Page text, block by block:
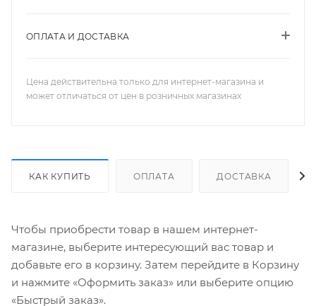
ОПЛАТА И ДОСТАВКА
Цена действительна только для интернет-магазина и
может отличаться от цен в розничных магазинах
КАК КУПИТЬ ОПЛАТА ДОСТАВКА
Чтобы приобрести товар в нашем интернет-
магазине, выберите интересующий вас товар и
добавьте его в корзину. Затем перейдите в Корзину
и нажмите «Оформить заказ» или выберите опцию
«Быстрый заказ».